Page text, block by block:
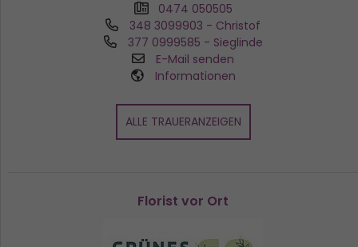
0474 050505
348 3099903 - Christof
377 0999585 - Sieglinde
E-Mail senden
Informationen
ALLE TRAUERANZEIGEN
Florist vor Ort